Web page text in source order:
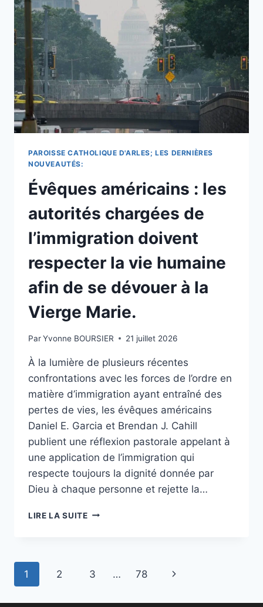
HOMMES
ET
INVOCATION
DÉBUT
DE
JOURNÉE.
PAROISSE CATHOLIQUE D'ARLES; LES DERNIÈRES
NOUVEAUTÉS:
Évêques américains : les
autorités chargées de
l’immigration doivent
respecter la vie humaine
afin de se dévouer à la
Vierge Marie.
ParYvonne BOURSIER 21 juillet 2026
À la lumière de plusieurs récentes
confrontations avec les forces de l’ordre en
matière d’immigration ayant entraîné des
pertes de vies, les évêques américains
Daniel E. Garcia et Brendan J. Cahill
publient une réflexion pastorale appelant à
une application de l’immigration qui
respecte toujours la dignité donnée par
Dieu à chaque personne et rejette la…
LIRE LA SUITEÉVÊQUES
CHARGÉES
Page
navigation
1 2 3 … 78
Next